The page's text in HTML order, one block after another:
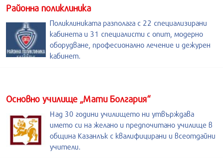
Районна поликлиника
Поликлиниката разполага с 22 специализирани
кабинета и 31 специалисти с опит, модерно
оборудване, професионално лечение и дежурен
кабинет.
Основно училище „Мати Болгария“
Над 30 години училището ни утвърждава
името си на желано и предпочитано училище в
община Казанлък с квалифицирани и всеотдайни
учители.